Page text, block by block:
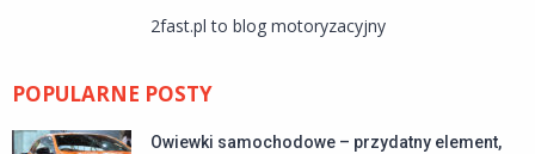
2fast.pl to blog motoryzacyjny
POPULARNE POSTY
Owiewki samochodowe – przydatny element,